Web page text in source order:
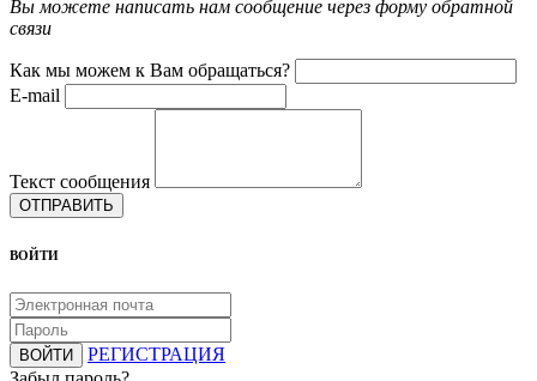
Вы можете написать нам сообщение через форму обратной
связи
Как мы можем к Вам обращаться?
E-mail
Текст сообщения
ОТПРАВИТЬ
ВОЙТИ
ВОЙТИ
РЕГИСТРАЦИЯ